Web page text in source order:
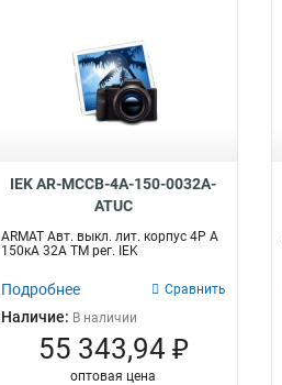
IEK AR-MCCB-4A-150-0032A-
ATUC
ARMAT Авт. выкл. лит. корпус 4P A
150кА 32А ТМ рег. IEK
Подробнее Сравнить
Наличие: В наличии
55 343,94 ₽
оптовая цена